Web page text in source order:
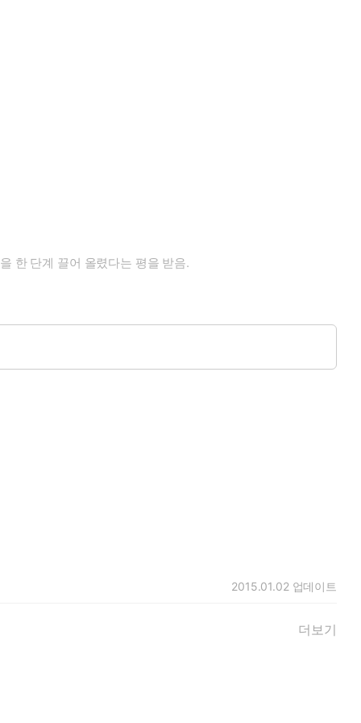
한 단계 끌어 올렸다는 평을 받음.
된다.
2015.01.02업데이트
더보기